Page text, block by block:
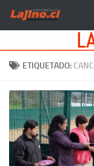
Saltar al contenido
ETIQUETADO: